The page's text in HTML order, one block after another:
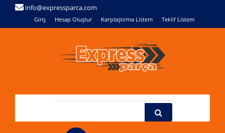
info@expressparca.com
Giriş Hesap Oluştur Karşılaştırma Listem Teklif Listem